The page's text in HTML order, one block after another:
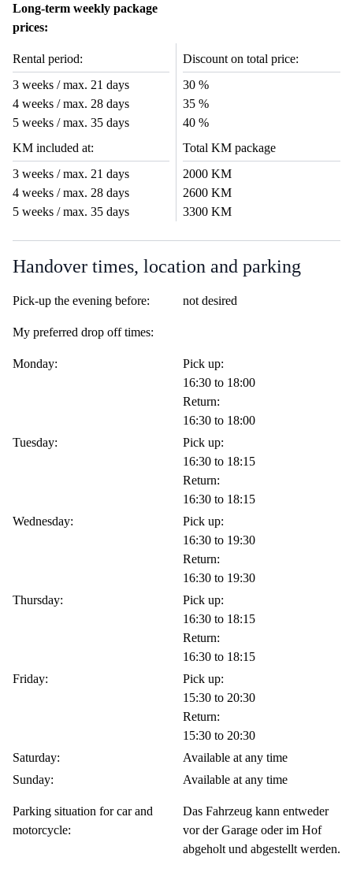
Long-term weekly package
prices:
Rental period:
Discount on total price:
3 weeks / max. 21 days
30 %
4 weeks / max. 28 days
35 %
5 weeks / max. 35 days
40 %
KM included at:
Total KM package
3 weeks / max. 21 days
2000 KM
4 weeks / max. 28 days
2600 KM
5 weeks / max. 35 days
3300 KM
Handover times, location and parking
Pick-up the evening before: not desired
My preferred drop off times:
Monday:
Pick up:
16:30 to 18:00
Return:
16:30 to 18:00
Tuesday:
Pick up:
16:30 to 18:15
Return:
16:30 to 18:15
Wednesday:
Pick up:
16:30 to 19:30
Return:
16:30 to 19:30
Thursday:
Pick up:
16:30 to 18:15
Return:
16:30 to 18:15
Friday:
Pick up:
15:30 to 20:30
Return:
15:30 to 20:30
Saturday:
Available at any time
Sunday:
Available at any time
Parking situation for car and
motorcycle:
Das Fahrzeug kann entweder
vor der Garage oder im Hof
abgeholt und abgestellt werden.